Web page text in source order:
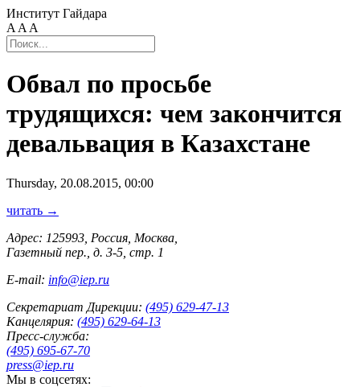
Институт Гайдара
A A A
Обвал по просьбе
трудящихся: чем закончится
девальвация в Казахстане
Thursday, 20.08.2015, 00:00
читать →
Адрес: 125993, Россия, Москва,
Газетный пер., д. 3-5, стр. 1
E-mail: info@iep.ru
Секретариат Дирекции: (495) 629-47-13
Канцелярия: (495) 629-64-13
Пресс-служба:
(495) 695-67-70
press@iep.ru
Мы в соцсетях: